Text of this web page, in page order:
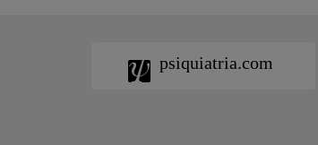
psiquiatria.com